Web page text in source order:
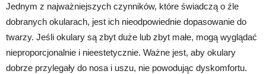
Jednym z najważniejszych czynników, które świadczą o źle
dobranych okularach, jest ich nieodpowiednie dopasowanie do
twarzy. Jeśli okulary są zbyt duże lub zbyt małe, mogą wyglądać
nieproporcjonalnie i nieestetycznie. Ważne jest, aby okulary
dobrze przylegały do nosa i uszu, nie powodując dyskomfortu.